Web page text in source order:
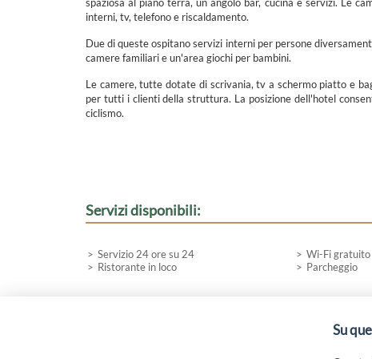
interni, tv, telefono e riscaldamento.
Due di queste ospitano servizi interni per persone
camere familiari e un'area giochi per bambini.
Le camere, tutte dotate di scrivania, tv a schermo piatto e
per tutti i clienti della struttura. La posizione dell'hotel
ciclismo.
Servizi disponibili:
Servizio 24 ore su 24
Ristorante in loco
Wi-Fi gratuito
Parcheggio
“Attività cofinanziate dal PSR 2014/2020 Abruzzo - mis.
Su